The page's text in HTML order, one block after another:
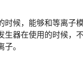
候，能够和等离子
生器在使用的时候，
。